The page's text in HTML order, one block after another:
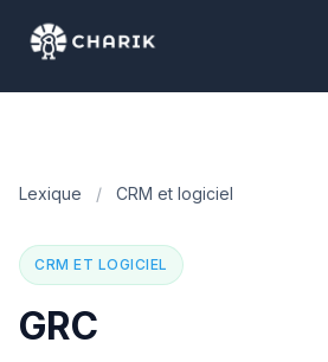
Lexique / CRM et logiciel
CRM ET LOGICIEL
GRC